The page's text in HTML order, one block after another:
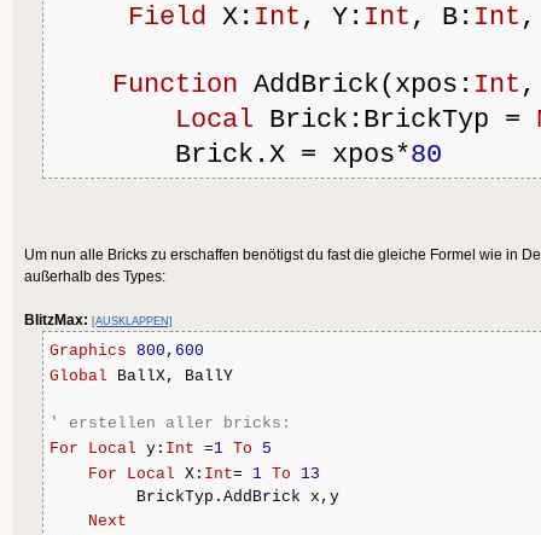
Field X: Int , Y: Int , B: Int ,
Function AddBrick(xpos: Int ,
Local Brick:BrickTyp =
        Brick.X = xpos*
80
        Brick.H=
20
End Function
For
Local
If Brick.Check() =
Um nun alle Bricks zu erschaffen benötigst du fast die gleiche Formel wie in
außerhalb des Types:
BlitzMax: [AUSKLAPPEN]
Graphics 800 , 600
Global BallX, BallY
' erstellen aller bricks:
For
Local y: Int =1 To
5
For
Local X: Int= 1 To
13
         BrickTyp.AddBrick x,y
Next